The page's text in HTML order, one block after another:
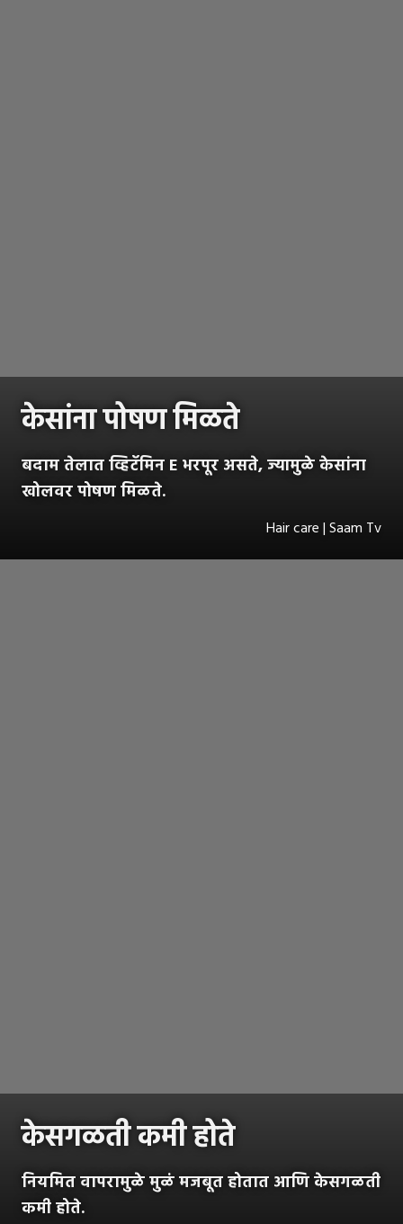
केसांना पोषण मिळते
बदाम तेलात व्हिटॅमिन E भरपूर असते, ज्यामुळे केसांना
खोलवर पोषण मिळते.
Hair care | Saam Tv
केसगळती कमी होते
नियमित वापरामुळे मुळं मजबूत होतात आणि केसगळती
कमी होते.